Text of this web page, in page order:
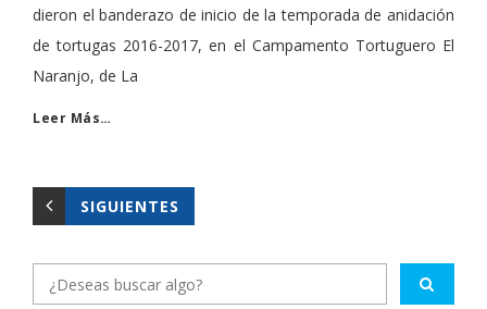
dieron el banderazo de inicio de la temporada de anidación
de tortugas 2016-2017, en el Campamento Tortuguero El
Naranjo, de La
Leer Más…
SIGUIENTES